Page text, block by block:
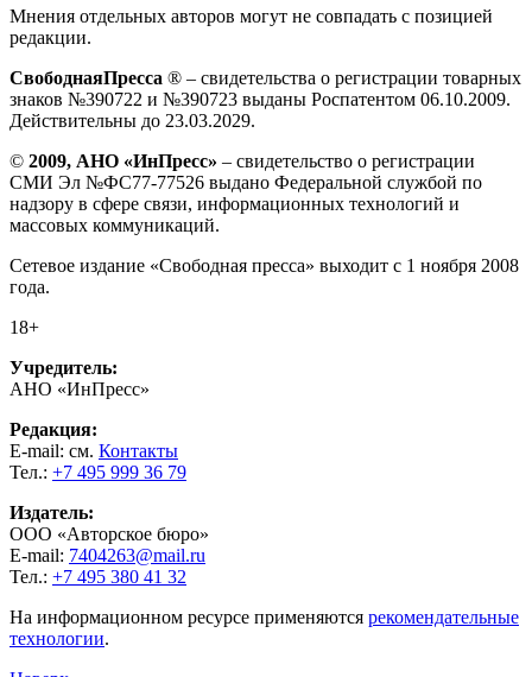
Мнения отдельных авторов могут не совпадать с позицией
редакции.
СвободнаяПресса ® – свидетельства о регистрации товарных
знаков №390722 и №390723 выданы Роспатентом 06.10.2009.
Действительны до 23.03.2029.
© 2009, АНО «ИнПресс» – свидетельство о регистрации
СМИ Эл №ФС77-77526 выдано Федеральной службой по
надзору в сфере связи, информационных технологий и
массовых коммуникаций.
Сетевое издание «Свободная пресса» выходит с 1 ноября 2008
года.
18+
Учредитель:
АНО «ИнПресс»
Редакция:
E-mail: см. Контакты
Тел.: +7 495 999 36 79
Издатель:
ООО «Авторское бюро»
E-mail: 7404263@mail.ru
Тел.: +7 495 380 41 32
На информационном ресурсе применяются рекомендательные
технологии.